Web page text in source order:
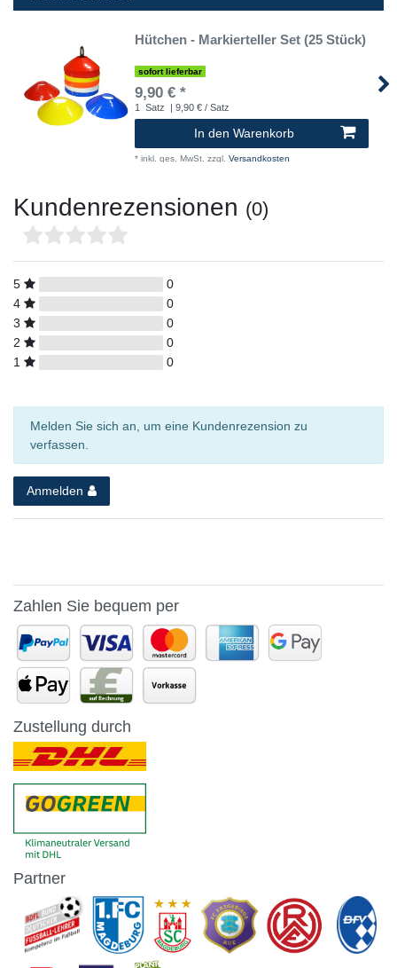
Hütchen - Markierteller Set (25 Stück)
sofort lieferbar
9,90 € *
1 Satz | 9,90 € / Satz
In den Warenkorb
* inkl. ges. MwSt. zzgl. Versandkosten
Kundenrezensionen (0)
5
0
4
0
3
0
2
0
1
0
Melden Sie sich an, um eine Kundenrezension zu
verfassen.
Anmelden
Zahlen Sie bequem per
Zustellung durch
Partner